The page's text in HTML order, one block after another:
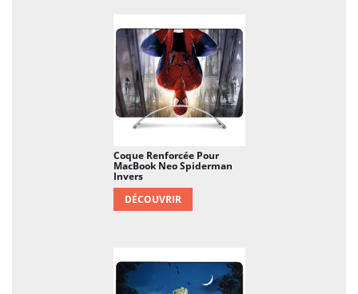
Coque Renforcée Pour
MacBook Neo Spiderman
Invers
DÉCOUVRIR